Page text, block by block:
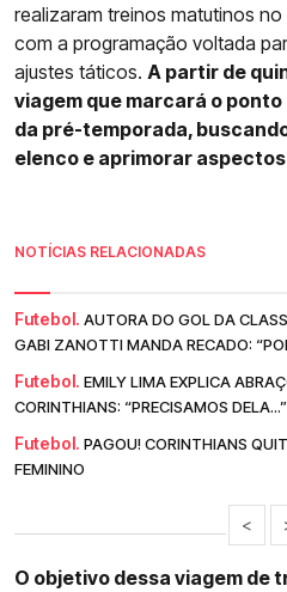
realizaram treinos matutinos
com a programação voltada
ajustes táticos. A partir de
viagem que marcará o
da pré-temporada,
elenco e aprimorar
NOTÍCIAS RELACIONADAS
Futebol. AUTORA DO GOL DA
GABI ZANOTTI MANDA RECADO:
Futebol. EMILY LIMA EXPLICA
CORINTHIANS: “PRECISAMOS DELA...”
Futebol. PAGOU! CORINTHIANS
FEMININO
<
O objetivo dessa viagem de